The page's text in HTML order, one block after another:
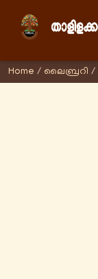
Home / ലൈബ്രറി /